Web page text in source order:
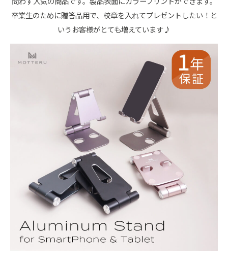
卒業生のために贈答品用で、校章を入れてプレゼントしたい！と
いうお客様がとても増えています♪